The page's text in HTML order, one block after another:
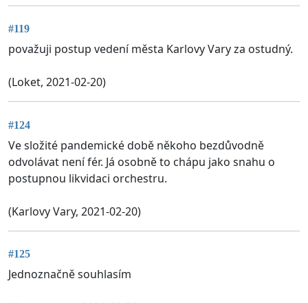
#119
považuji postup vedení města Karlovy Vary za ostudný.
(Loket, 2021-02-20)
#124
Ve složité pandemické době někoho bezdůvodně
odvolávat není fér. Já osobně to chápu jako snahu o
postupnou likvidaci orchestru.
(Karlovy Vary, 2021-02-20)
#125
Jednoznačně souhlasím